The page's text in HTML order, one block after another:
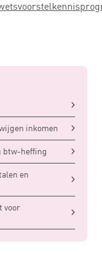
inkomen
btw-heffing
en
voor